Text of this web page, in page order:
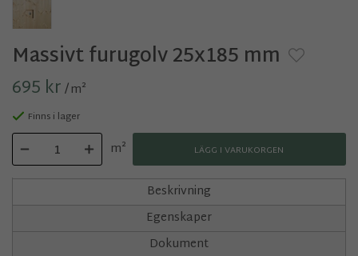
Massivt furugolv 25x185 mm
695 kr/m²
Finns i lager
m² LÄGG I VARUKORGEN
Beskrivning
Egenskaper
Dokument